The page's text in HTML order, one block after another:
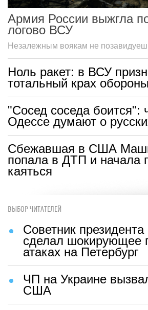
Армия России выжгла
логово ВСУ
Незалежным воякам не
Ноль ракет: в ВСУ
тотальный крах обороны
"Сосед соседа боится":
Одессе думают о
Сбежавшая в США
попала в ДТП и начала
каяться
ВЫБОР ЧИТАТЕЛЕЙ
Советник
сделал шокирующее
атаках на Петербург
ЧП на Украине
США